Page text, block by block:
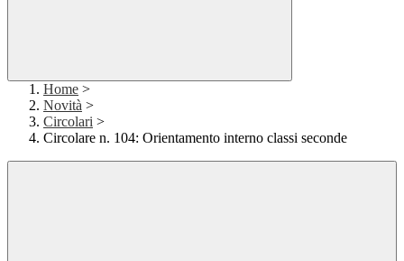
Home >
Novità >
Circolari >
Circolare n. 104: Orientamento interno classi seconde